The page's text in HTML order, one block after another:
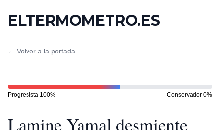
ELTERMOMETRO.ES
← Volver a la portada
Progresista 100% Conservador 0%
Lamine Yamal desmiente